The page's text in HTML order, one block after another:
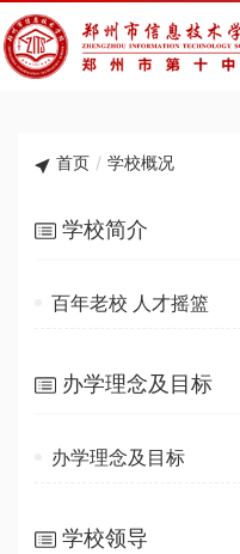
首页 / 学校概况
学校简介
百年老校 人才摇篮
办学理念及目标
办学理念及目标
学校领导